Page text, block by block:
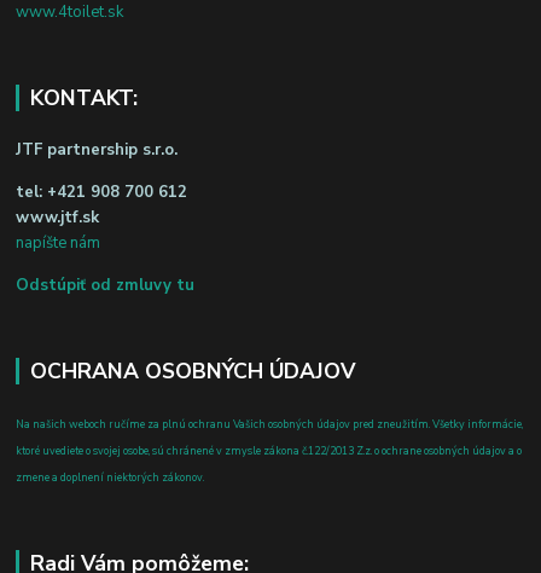
www.4toilet.sk
KONTAKT:
JTF partnership s.r.o.
tel: +421 908 700 612
www.jtf.sk
napíšte nám
Odstúpiť od zmluvy tu
OCHRANA OSOBNÝCH ÚDAJOV
Na našich weboch ručíme za plnú ochranu Vašich osobných údajov pred zneužitím. Všetky informácie,
ktoré uvediete o svojej osobe, sú chránené v zmysle zákona č.122/2013 Z.z. o ochrane osobných údajov a o
zmene a doplnení niektorých zákonov.
Radi Vám pomôžeme: